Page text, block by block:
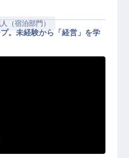
（宿泊部門）
験から挑戦OK
。未経験から「経営」を学